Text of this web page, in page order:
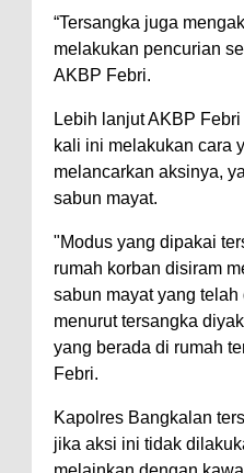
“Tersangka juga
melakukan pencurian
AKBP Febri.
Lebih lanjut AKBP
kali ini melakukan cara
melancarkan aksinya,
sabun mayat.
"Modus yang dipakai
rumah korban disiram
sabun mayat yang
menurut tersangka
yang berada di rumah
Febri.
Kapolres Bangkalan
jika aksi ini tidak